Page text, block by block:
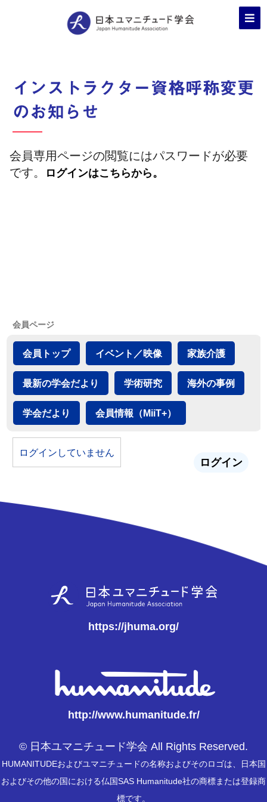
インストラクター資格呼称変更
のお知らせ
会員専用ページの閲覧にはパスワードが必要
です。
ログインはこちらから。
会員ページ
会員トップ イベント／映像 家族介護
最新の学会だより 学術研究 海外の事例
学会だより 会員情報（MiiT+）
ログインしていません
ログイン
https://jhuma.org/
http://www.humanitude.fr/
© 日本ユマニチュード学会 All Rights Reserved.
HUMANITUDEおよびユマニチュードの名称およびそのロゴは、日本国
およびその他の国における仏国SAS Humanitude社の商標または登録商
標です。